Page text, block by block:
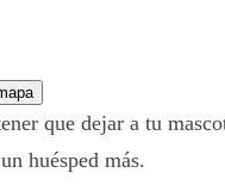
página
que dejar a tu
huésped más.